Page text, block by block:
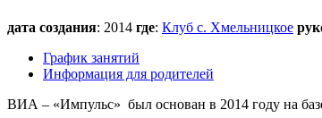
дата создания: 2014 где: Клуб с. Хмельницкое
График занятий
Информация для родителей
ВИА – «Импульс» был основан в 2014 году на